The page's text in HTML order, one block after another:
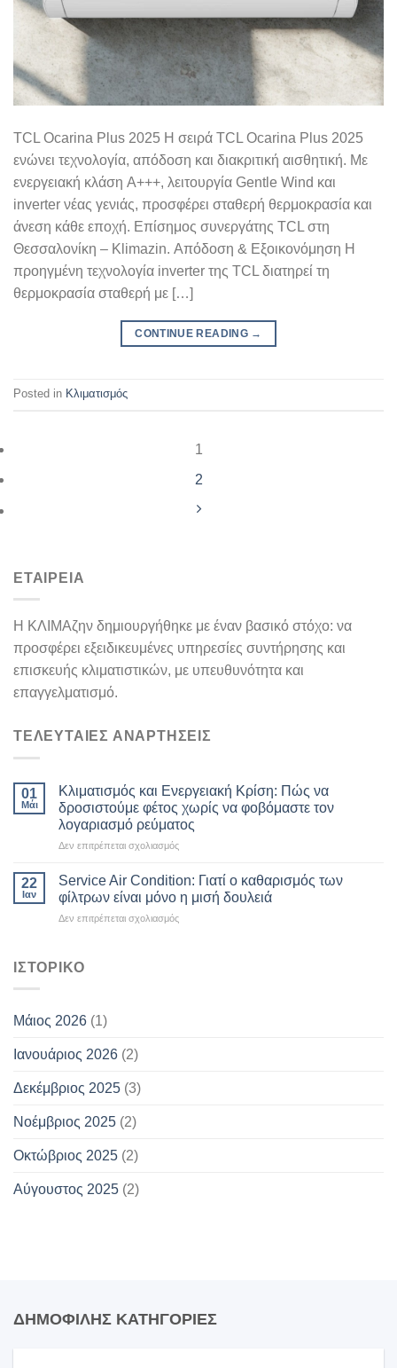
ΕΤΑΙΡΕΙΑ
Η ΚΛΙΜΑζην δημιουργήθηκε με έναν βασικό στόχο: να
προσφέρει εξειδικευμένες υπηρεσίες συντήρησης και
επισκευής κλιματιστικών, με υπευθυνότητα και
επαγγελματισμό.
ΤΕΛΕΥΤΑΙΕΣ ΑΝΑΡΤΗΣΕΙΣ
01
Μάι
Κλιματισμός και Ενεργειακή Κρίση: Πώς να
δροσιστούμε φέτος χωρίς να φοβόμαστε τον
λογαριασμό ρεύματος
Δεν επιτρέπεται σχολιασμόςστο
Ενεργειακή
Κρίση:
Πώς
22
Ιαν
Service Air Condition: Γιατί ο καθαρισμός των
φίλτρων είναι μόνο η μισή δουλειά
Δεν επιτρέπεται σχολιασμόςστο
ΙΣΤΟΡΙΚΌ
Μάιος 2026 (1)
Ιανουάριος 2026 (2)
Δεκέμβριος 2025 (3)
Νοέμβριος 2025 (2)
Οκτώβριος 2025 (2)
Αύγουστος 2025 (2)
TCL Ocarina Plus 2025 Η σειρά TCL Ocarina Plus 2025
ενώνει τεχνολογία, απόδοση και διακριτική αισθητική. Με
ενεργειακή κλάση A+++, λειτουργία Gentle Wind και
inverter νέας γενιάς, προσφέρει σταθερή θερμοκρασία και
άνεση κάθε εποχή. Επίσημος συνεργάτης TCL στη
Θεσσαλονίκη – Klimazin. Απόδοση & Εξοικονόμηση Η
προηγμένη τεχνολογία inverter της TCL διατηρεί τη
θερμοκρασία σταθερή με […]
CONTINUE READING →
Posted in Κλιματισμός
1
2
ΔΗΜΟΦΙΛΗΣ ΚΑΤΗΓΟΡΙΕΣ